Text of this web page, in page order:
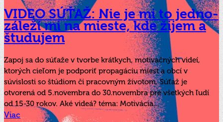
VIDEO SÚŤAŽ: Nie je mi to jedno-
záleží mi na mieste, kde žijem a
študujem
Zapoj sa do súťaže v tvorbe krátkych, motivačných videí,
ktorých cieľom je podporiť propagáciu miest a obcí v
súvislosti so štúdiom či pracovným životom. Súťaž je
otvorená od 5.novembra do 30.novembra pre všetkých ľudí
od 15-30 rokov. Aké videá? téma: Motivácia...
Viac